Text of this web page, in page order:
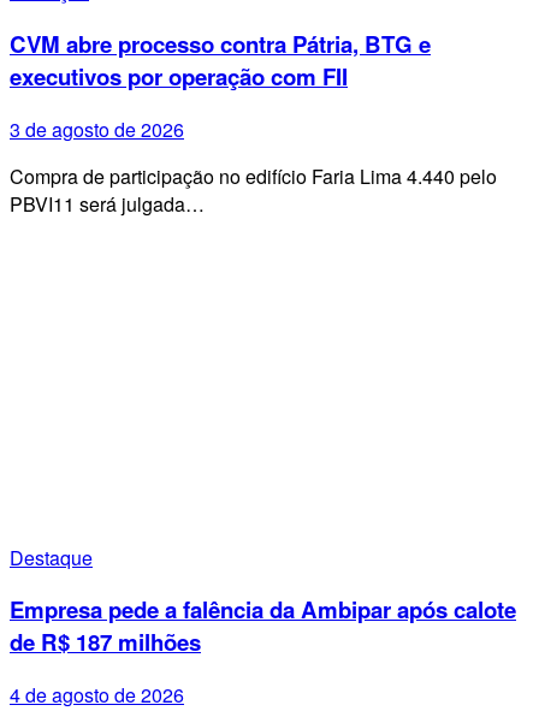
CVM abre processo contra Pátria, BTG e
executivos por operação com FII
3 de agosto de 2026
Compra de participação no edifício Faria Lima 4.440 pelo
PBVI11 será julgada…
Destaque
Empresa pede a falência da Ambipar após calote
de R$ 187 milhões
4 de agosto de 2026